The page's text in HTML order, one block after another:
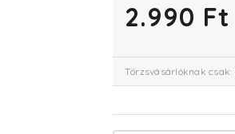
2.990 Ft
Törzsvásárlóknak csak: